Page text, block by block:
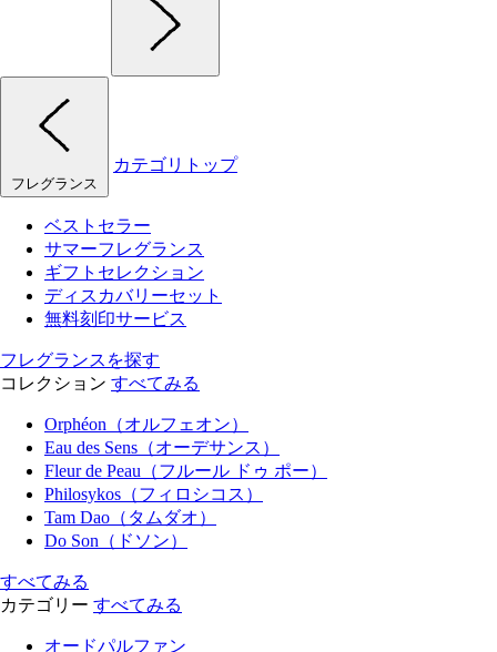
フレグランス
カテゴリトップ
ベストセラー
サマーフレグランス
ギフトセレクション
ディスカバリーセット
無料刻印サービス
フレグランスを探す
コレクション すべてみる
Orphéon（オルフェオン）
Eau des Sens（オーデサンス）
Fleur de Peau（フルール ドゥ ポー）
Philosykos（フィロシコス）
Tam Dao（タムダオ）
Do Son（ドソン）
すべてみる
カテゴリー すべてみる
オードパルファン